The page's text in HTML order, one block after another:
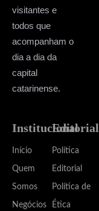
visitantes e
todos que
acompanham o
dia a dia da
capital
catarinense.
Institucional
Início
Quem
Somos
Negócios
Editorial
Política
Editorial
Política de
Ética